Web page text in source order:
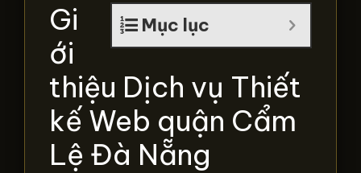
Mục lục
Gi
ới
thiệu Dịch vụ Thiết
kế Web quận Cẩm
Lệ Đà Nẵng